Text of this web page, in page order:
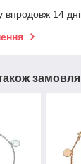
впродовж 14